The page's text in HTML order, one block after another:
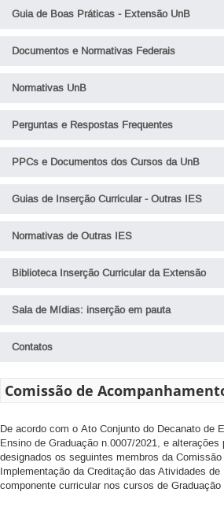
Guia de Boas Práticas - Extensão UnB
Documentos e Normativas Federais
Normativas UnB
Perguntas e Respostas Frequentes
PPCs e Documentos dos Cursos da UnB
Guias de Inserção Curricular - Outras IES
Normativas de Outras IES
Biblioteca Inserção Curricular da Extensão
Sala de Mídias: inserção em pauta
Contatos
Comissão de
De acordo com o Ato Conjunto do Decanato de
Ensino de Graduação n.0007/2021, e alterações
designados os seguintes membros da
Implementação da Creditação das Atividades
componente curricular nos cursos de Graduação